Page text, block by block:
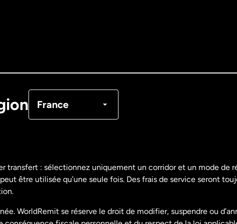
France
États-Unis
États-Unis Español
transfert : sélectionnez uniquement un corridor et un mode de
être utilisée qu’une seule fois. Des frais de service seront
WorldRemit se réserve le droit de modifier, suspendre ou